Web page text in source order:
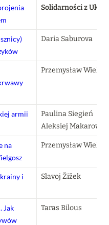
Solidarności z
Daria Saburova
Przemysław
armii
Paulina Siegień
Aleksiej Makarow
na
Przemysław
i
Slavoj Žižek
Jak
Taras Bilous